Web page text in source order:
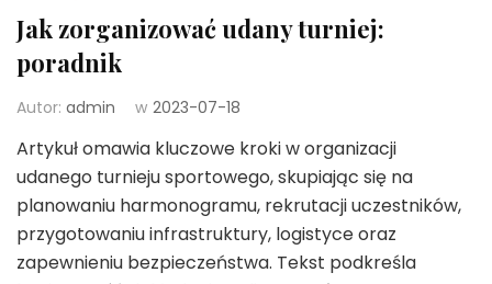
Jak zorganizować udany turniej:
poradnik
Autor: admin w 2023-07-18
Artykuł omawia kluczowe kroki w organizacji
udanego turnieju sportowego, skupiając się na
planowaniu harmonogramu, rekrutacji uczestników,
przygotowaniu infrastruktury, logistyce oraz
zapewnieniu bezpieczeństwa. Tekst podkreśla